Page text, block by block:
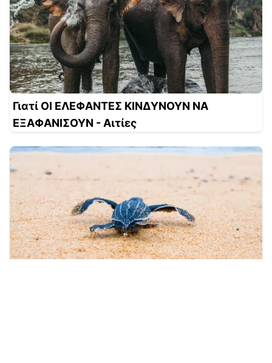
Γιατί ΟΙ ΕΛΕΦΑΝΤΕΣ ΚΙΝΔΥΝΟΥΝ ΝΑ
ΕΞΑΦΑΝΙΣΟΥΝ - Αιτίες